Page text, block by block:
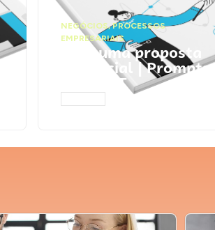
NEGÓCIOS,PROCESSOS
EMPRESARIAIS
Faça uma proposta
comercial | Prompts
ChatGPT